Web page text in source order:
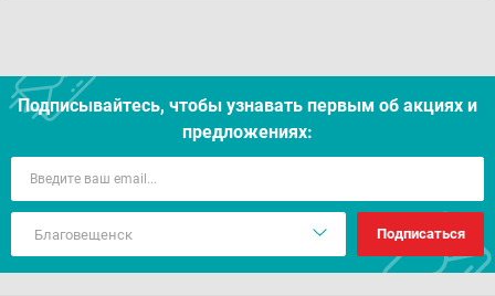
Подписывайтесь, чтобы узнавать первым об акцияx и
предложениях:
Подписаться